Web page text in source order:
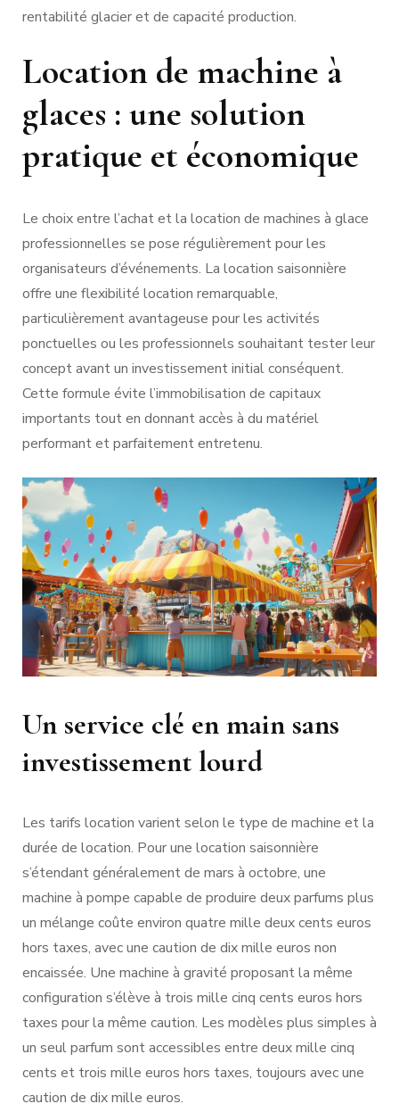
rentabilité glacier et de capacité production.
Location de machine à
glaces : une solution
pratique et économique
Le choix entre l’achat et la location de machines à glace
professionnelles se pose régulièrement pour les
organisateurs d’événements. La location saisonnière
offre une flexibilité location remarquable,
particulièrement avantageuse pour les activités
ponctuelles ou les professionnels souhaitant tester leur
concept avant un investissement initial conséquent.
Cette formule évite l’immobilisation de capitaux
importants tout en donnant accès à du matériel
performant et parfaitement entretenu.
Un service clé en main sans
investissement lourd
Les tarifs location varient selon le type de machine et la
durée de location. Pour une location saisonnière
s’étendant généralement de mars à octobre, une
machine à pompe capable de produire deux parfums plus
un mélange coûte environ quatre mille deux cents euros
hors taxes, avec une caution de dix mille euros non
encaissée. Une machine à gravité proposant la même
configuration s’élève à trois mille cinq cents euros hors
taxes pour la même caution. Les modèles plus simples à
un seul parfum sont accessibles entre deux mille cinq
cents et trois mille euros hors taxes, toujours avec une
caution de dix mille euros.